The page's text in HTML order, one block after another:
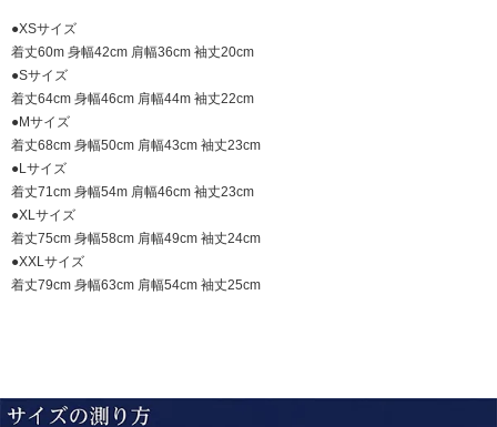
●XSサイズ
着丈60m 身幅42cm 肩幅36cm 袖丈20cm
●Sサイズ
着丈64cm 身幅46cm 肩幅44m 袖丈22cm
●Mサイズ
着丈68cm 身幅50cm 肩幅43cm 袖丈23cm
●Lサイズ
着丈71cm 身幅54m 肩幅46cm 袖丈23cm
●XLサイズ
着丈75cm 身幅58cm 肩幅49cm 袖丈24cm
●XXLサイズ
着丈79cm 身幅63cm 肩幅54cm 袖丈25cm